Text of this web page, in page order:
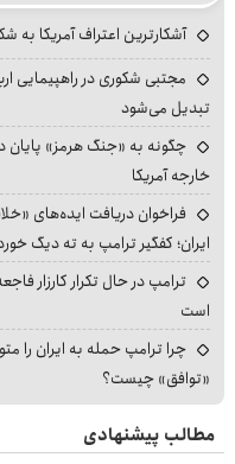
آشکارترین اعتراف آمریکا به
مجتبی شکوری در راهپیمایی
تبدیل می‌شود
چگونه به «جنگ هرمز» پایان
خارجه آمریکا
فراخوان دریافت ایده‌های
ایران؛ کفگیر ترامپ به ته دیگ
ترامپ در حال تکرار کارزار
است
چرا ترامپ حمله به ایران را
«توافق» چیست؟
مطالب پیشنهادی